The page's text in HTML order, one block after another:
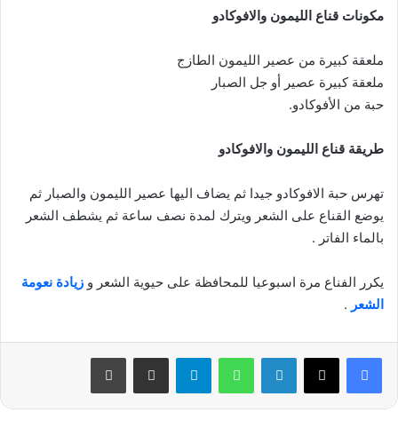
مكونات قناع الليمون والافوكادو
ملعقة كبيرة من عصير الليمون الطازج
ملعقة كبيرة عصير أو جل الصبار
حبة من الأفوكادو.
طريقة قناع الليمون والافوكادو
تهرس حبة الافوكادو جيدا ثم يضاف اليها عصير الليمون والصبار ثم
يوضع القناع على الشعر ويترك لمدة نصف ساعة ثم يشطف الشعر
بالماء الفاتر .
يكرر الفناع مرة اسبوعيا للمحافظة على حيوية الشعر و زيادة نعومة
الشعر .
فيسبوك لينكدإن واتساب